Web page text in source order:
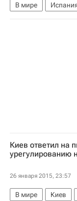
В мире
Весь мир
Киев ответил на
урегулированию
26 января 2015, 23:57
В мире Киев